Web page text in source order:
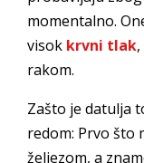
momentalno.
visok krvni tlak
rakom.
Zašto je datulja
redom: Prvo što
željezom, a